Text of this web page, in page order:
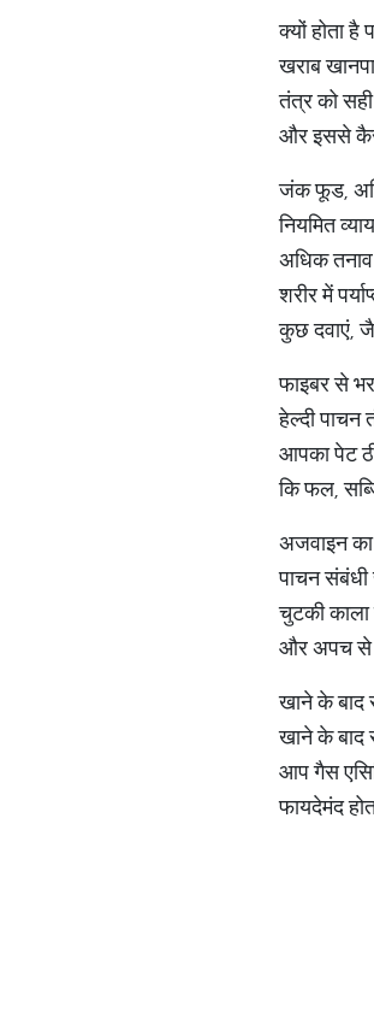
क्यों होता है
खराब
तंत्र को
और इससे
जंक फूड,
नियमित
अधिक
शरीर में
कुछ दवाएं,
फाइबर से
हेल्दी
आपका पेट
कि फल,
अजवाइन
पाचन
चुटकी
और अपच से
खाने के बाद
खाने के बाद
आप गैस
फायदेमंद